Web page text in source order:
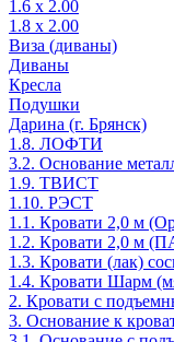
1.6 х 2.00
1.8 х 2.00
Виза (диваны)
Диваны
Кресла
Подушки
Дарина (г. Брянск)
1.8. ЛОФТИ
3.2. Основание
1.9. ТВИСТ
1.10. РЭСТ
1.1. Кровати 2,0 м
1.2. Кровати 2,0 м
1.3. Кровати (лак)
1.4. Кровати Шарм
2. Кровати с
3. Основание к